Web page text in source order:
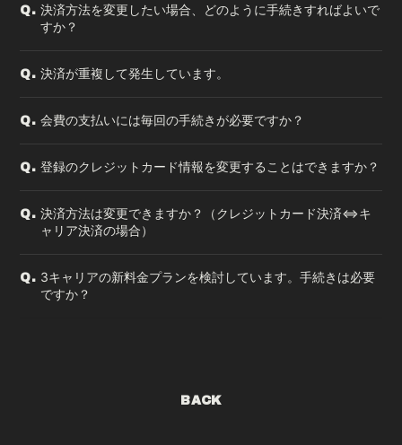
Q. 決済方法を変更したい場合、どのように手続きすればよいで
すか？
Q. 決済が重複して発生しています。
Q. 会費の支払いには毎回の手続きが必要ですか？
Q. 登録のクレジットカード情報を変更することはできますか？
Q. 決済方法は変更できますか？（クレジットカード決済⇔キ
ャリア決済の場合）
Q. 3キャリアの新料金プランを検討しています。手続きは必要
ですか？
BACK